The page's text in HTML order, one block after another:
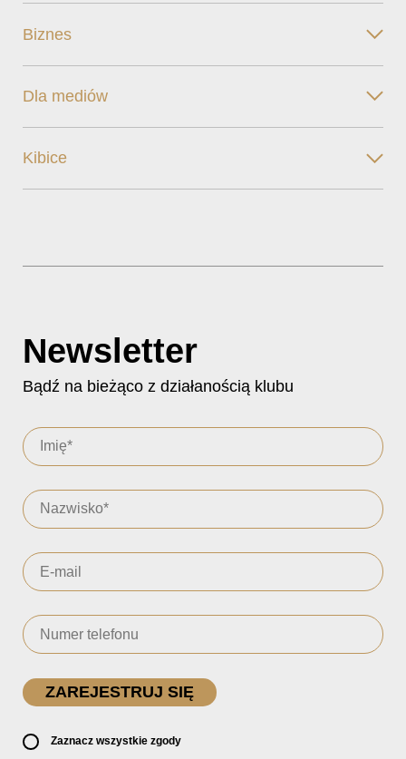
Biznes
Dla mediów
Kibice
Newsletter
Bądź na bieżąco z działanością klubu
Zaznacz wszystkie zgody